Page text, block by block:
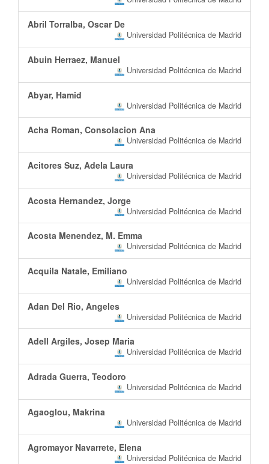
Abril Torralba, Oscar De
Universidad Politécnica de Madrid
Abuin Herraez, Manuel
Universidad Politécnica de Madrid
Abyar, Hamid
Universidad Politécnica de Madrid
Acha Roman, Consolacion Ana
Universidad Politécnica de Madrid
Acitores Suz, Adela Laura
Universidad Politécnica de Madrid
Acosta Hernandez, Jorge
Universidad Politécnica de Madrid
Acosta Menendez, M. Emma
Universidad Politécnica de Madrid
Acquila Natale, Emiliano
Universidad Politécnica de Madrid
Adan Del Rio, Angeles
Universidad Politécnica de Madrid
Adell Argiles, Josep Maria
Universidad Politécnica de Madrid
Adrada Guerra, Teodoro
Universidad Politécnica de Madrid
Agaoglou, Makrina
Universidad Politécnica de Madrid
Agromayor Navarrete, Elena
Universidad Politécnica de Madrid